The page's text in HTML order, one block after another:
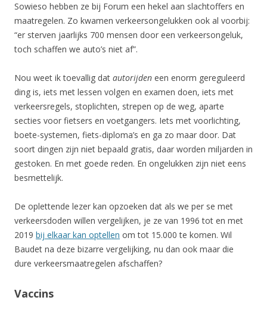
Sowieso hebben ze bij Forum een hekel aan slachtoffers en
maatregelen. Zo kwamen verkeersongelukken ook al voorbij:
“er sterven jaarlijks 700 mensen door een verkeersongeluk,
toch schaffen we auto’s niet af”.
Nou weet ik toevallig dat autorijden een enorm gereguleerd
ding is, iets met lessen volgen en examen doen, iets met
verkeersregels, stoplichten, strepen op de weg, aparte
secties voor fietsers en voetgangers. Iets met voorlichting,
boete-systemen, fiets-diploma’s en ga zo maar door. Dat
soort dingen zijn niet bepaald gratis, daar worden miljarden in
gestoken. En met goede reden. En ongelukken zijn niet eens
besmettelijk.
De oplettende lezer kan opzoeken dat als we per se met
verkeersdoden willen vergelijken, je ze van 1996 tot en met
2019 bij elkaar kan optellen om tot 15.000 te komen. Wil
Baudet na deze bizarre vergelijking, nu dan ook maar die
dure verkeersmaatregelen afschaffen?
Vaccins